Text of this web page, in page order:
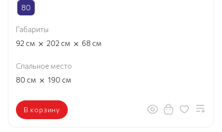
80
Габариты
92 см × 202 см × 68 см
Спальное место
80 см × 190 см
В корзину